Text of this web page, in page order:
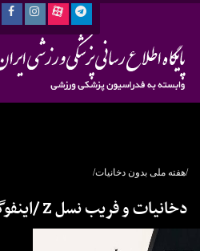
/هفته ملی بدون دخانیات/
دخانیات و فریب نسل Z /اینفوگرافیک/